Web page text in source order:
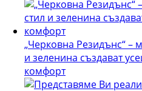
„Черковна Резидънс“ –
и зеленина създават
комфорт